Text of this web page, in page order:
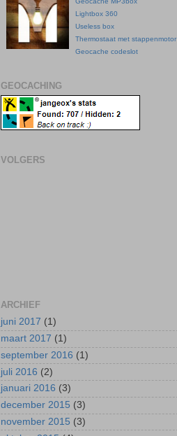
Lightbox 360
Useless box
Thermostaat met stappenmotor
Geocache codeslot
GEOCACHING
VOLGERS
ARCHIEF
juni 2017 (1)
maart 2017 (1)
september 2016 (1)
juli 2016 (2)
januari 2016 (3)
december 2015 (3)
november 2015 (3)